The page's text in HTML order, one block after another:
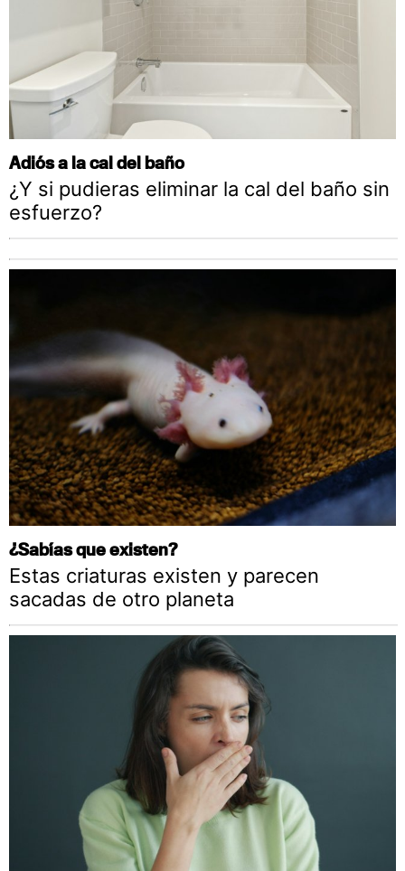
Adiós a la cal del baño
¿Y si pudieras eliminar la cal del baño sin
esfuerzo?
¿Sabías que existen?
Estas criaturas existen y parecen
sacadas de otro planeta